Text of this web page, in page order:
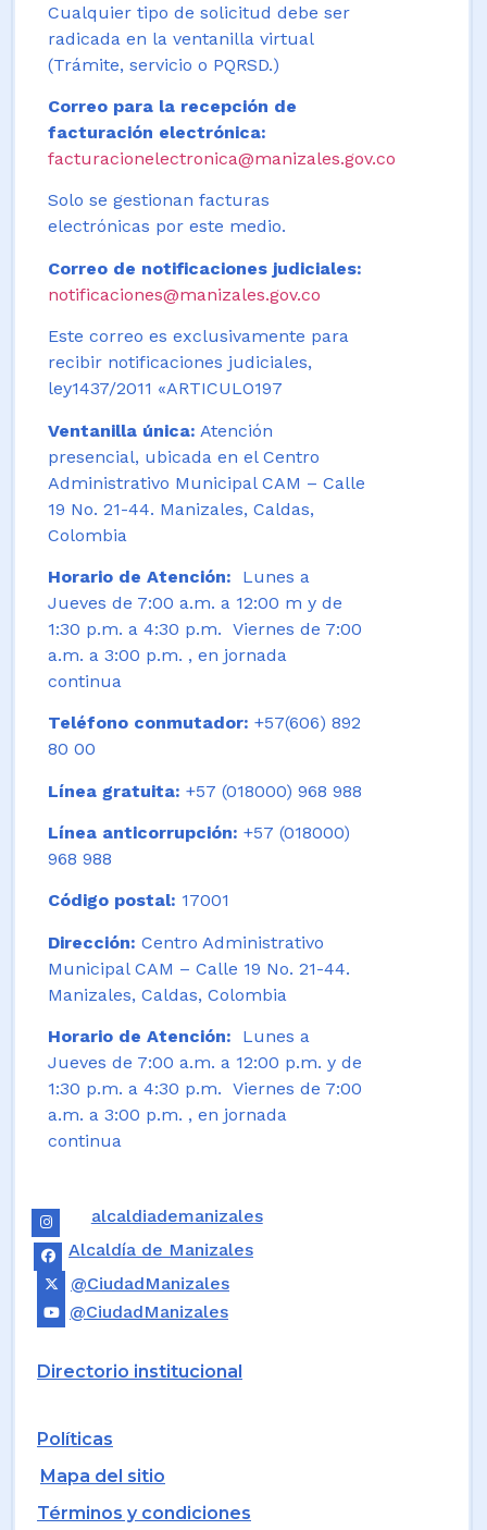
Cualquier tipo de solicitud debe ser
radicada en la ventanilla virtual
(Trámite, servicio o PQRSD.)
Correo para la recepción de
facturación electrónica:
facturacionelectronica@manizales.gov.co
Solo se gestionan facturas
electrónicas por este medio.
Correo de notificaciones judiciales:
notificaciones@manizales.gov.co
Este correo es exclusivamente para
recibir notificaciones judiciales,
ley1437/2011 «ARTICULO197
Ventanilla única: Atención
presencial, ubicada en el Centro
Administrativo Municipal CAM – Calle
19 No. 21-44. Manizales, Caldas,
Colombia
Horario de Atención:
Lunes a
Jueves de 7:00 a.m. a 12:00 m y de
1:30 p.m. a 4:30 p.m. Viernes de 7:00
a.m. a 3:00 p.m. , en jornada
continua
Teléfono conmutador: +57(606) 892
80 00
Línea gratuita: +57 (018000) 968 988
Línea anticorrupción: +57 (018000)
968 988
Código postal: 17001
Dirección: Centro Administrativo
Municipal CAM – Calle 19 No. 21-44.
Manizales, Caldas, Colombia
Horario de Atención: Lunes a
Jueves de 7:00 a.m. a 12:00 p.m. y de
1:30 p.m. a 4:30 p.m. Viernes de 7:00
a.m. a 3:00 p.m. , en jornada
continua
alcaldiademanizales
Alcaldía de Manizales
@CiudadManizales
@CiudadManizales
Directorio institucional
Políticas
Mapa del sitio
Términos y condiciones